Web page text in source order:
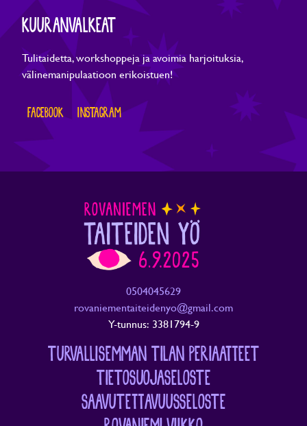
KUURANVALKEAT
Tulitaidetta, workshoppeja ja avoimia harjoituksia,
välinemanipulaatioon erikoistuen!
FACEBOOK INSTAGRAM
0504045629
rovaniementaiteidenyo@gmail.com
Y-tunnus: 3381794-9
TURVALLISEMMAN TILAN PERIAATTEET
TIETOSUOJASELOSTE
SAAVUTETTAVUUSSELOSTE